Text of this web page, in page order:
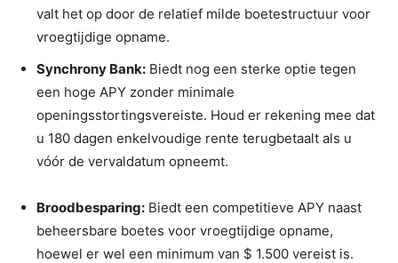
valt het op door de relatief milde boetestructuur voor
vroegtijdige opname.
Synchrony Bank: Biedt nog een sterke optie tegen
een hoge APY zonder minimale
openingsstortingsvereiste. Houd er rekening mee dat
u 180 dagen enkelvoudige rente terugbetaalt als u
vóór de vervaldatum opneemt.
Broodbesparing: Biedt een competitieve APY naast
beheersbare boetes voor vroegtijdige opname,
hoewel er wel een minimum van $ 1.500 vereist is.